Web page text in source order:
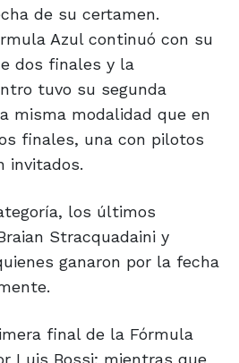
de su certamen.
Azul continuó con su
dos finales y la
tuvo su segunda
misma modalidad que en
finales, una con pilotos
invitados.
los últimos
Stracquadaini y
ganaron por la fecha
final de la Fórmula